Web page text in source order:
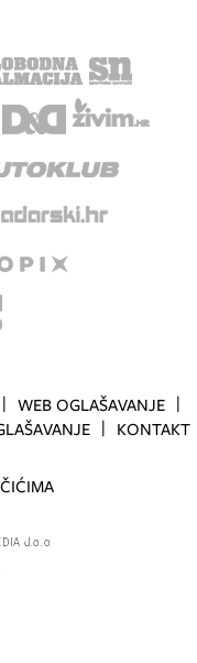
WEB OGLAŠAVANJE
KONTAKT
d.o.o